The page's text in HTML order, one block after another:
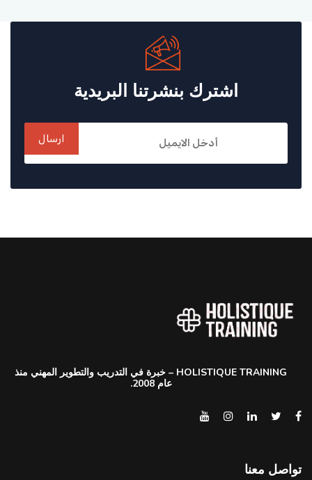
اشترك بنشرتنا البريدية
ارسال
HOLISTIQUE TRAINING – خبرة في التدريب والتطوير المهني منذ
عام 2008.
تواصل معنا